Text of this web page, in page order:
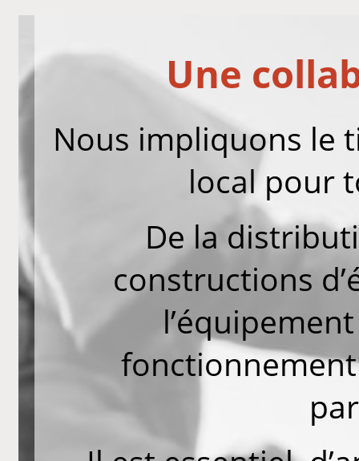
Une
Nous impliquons le
local pour
De la
constructions